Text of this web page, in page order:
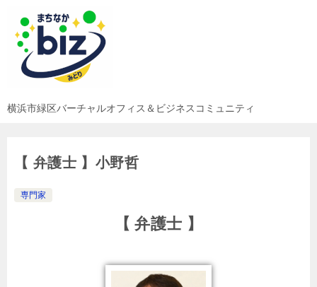
横浜市緑区バーチャルオフィス＆ビジネスコミュニティ
【 弁護士 】小野哲
専門家
【 弁護士 】